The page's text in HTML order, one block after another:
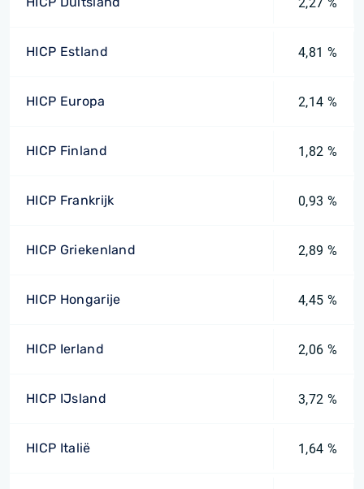
HICP Estland 4,81 %
HICP Europa 2,14 %
HICP Finland 1,82 %
HICP Frankrijk 0,93 %
HICP Griekenland 2,89 %
HICP Hongarije 4,45 %
HICP Ierland 2,06 %
HICP IJsland 3,72 %
HICP Italië 1,64 %